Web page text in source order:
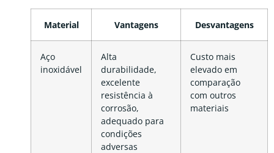
Material Vantagens Desvantagens
Aço
inoxidável
Alta
durabilidade,
excelente
resistência à
corrosão,
adequado para
condições
adversas
Custo mais
elevado em
comparação
com outros
materiais